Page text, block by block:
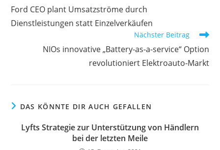
Ford CEO plant Umsatzströme durch
Dienstleistungen statt Einzelverkäufen
Nächster Beitrag
NIOs innovative „Battery-as-a-service“ Option
revolutioniert Elektroauto-Markt
DAS KÖNNTE DIR AUCH GEFALLEN
Lyfts Strategie zur Unterstützung von Händlern
bei der letzten Meile